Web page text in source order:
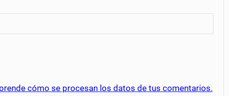
cómo se procesan los datos de tus comentarios.